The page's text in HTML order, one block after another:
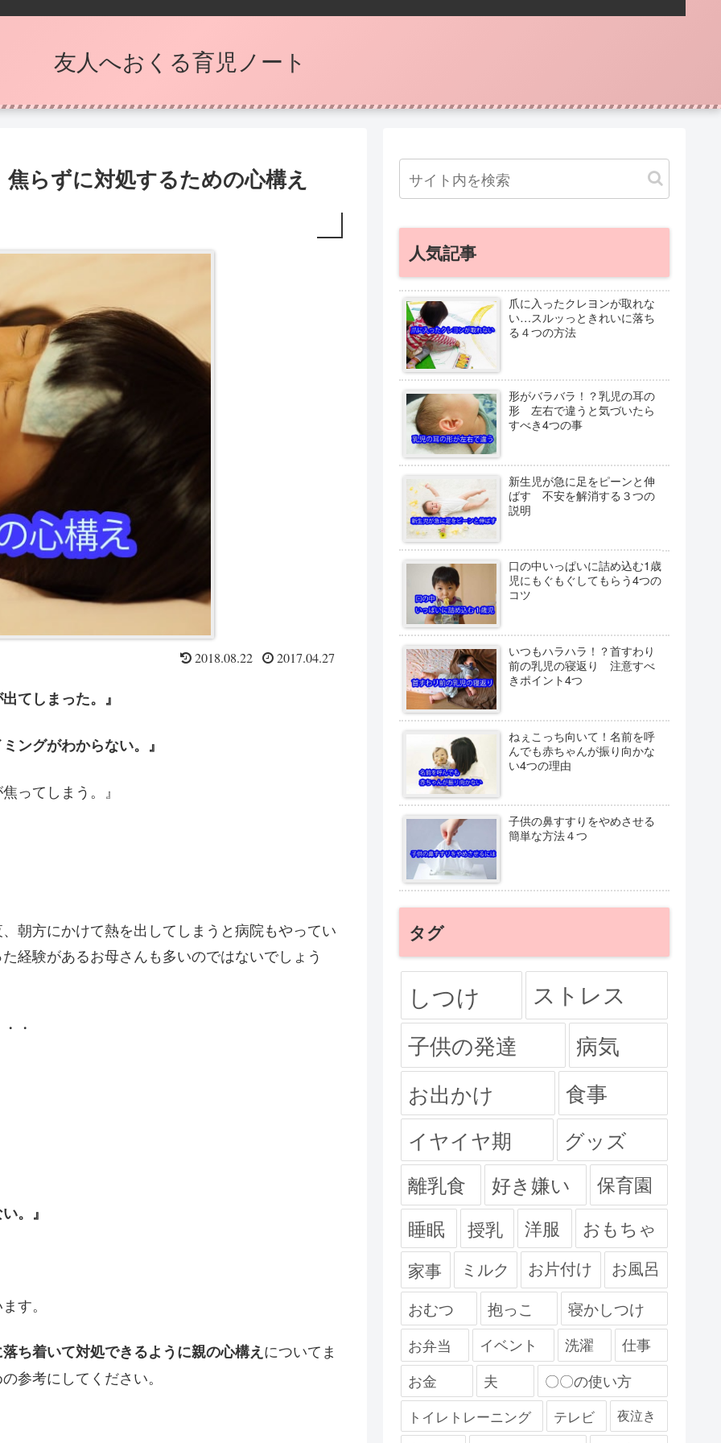
友人へおくる育児ノート
らずに対処するための心構え
2018.08.22 2017.04.27
てしまった。』
ングがわからない。』
ってしまう。』
朝方にかけて熱を出してしまうと病院もやってい
経験があるお母さんも多いのではないでしょう
・
。』
す。
ち着いて対処できるように親の心構えについてま
参考にしてください。
人気記事
爪に入ったクレヨンが取れな
い…スルッっときれいに落ち
る４つの方法
形がバラバラ！？乳児の耳の
形 左右で違うと気づいたら
すべき4つの事
新生児が急に足をピーンと伸
ばす 不安を解消する３つの
説明
口の中いっぱいに詰め込む1歳
児にもぐもぐしてもらう4つの
コツ
いつもハラハラ！？首すわり
前の乳児の寝返り 注意すべ
きポイント4つ
ねぇこっち向いて！名前を呼
んでも赤ちゃんが振り向かな
い4つの理由
子供の鼻すすりをやめさせる
簡単な方法４つ
タグ
しつけ ストレス
子供の発達 病気
お出かけ 食事
イヤイヤ期 グッズ
離乳食 好き嫌い
保育園
睡眠
授乳 洋服 おもちゃ
家事 ミルク お片付け お風呂
おむつ 抱っこ 寝かしつけ
お弁当 イベント 洗濯
仕事
お金
夫
〇〇の使い方
トイレトレーニング
テレビ
夜泣き